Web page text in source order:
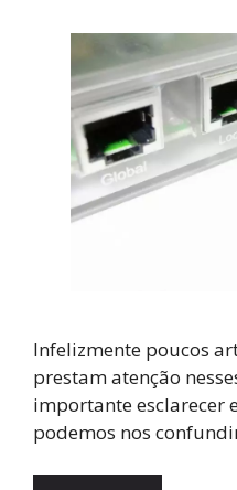
Infelizmente poucos
prestam atenção
importante esclarecer
podemos nos